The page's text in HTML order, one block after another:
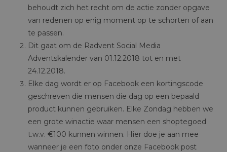
behoudt zich het recht om de actie zonder opgave
van redenen op enig moment op te schorten of aan
te passen.
Dit gaat om de Radvent Social Media
Adventskalender van 01.12.2018 tot en met
24.12.2018.
Elke dag wordt er op Facebook een kortingscode
geschreven die mensen die dag op een bepaald
product kunnen gebruiken. Elke Zondag hebben we
een grote winactie waar mensen een shoptegoed
t.w.v. €100 kunnen winnen. Hier doe je aan mee
wanneer je een foto onder onze Facebook post